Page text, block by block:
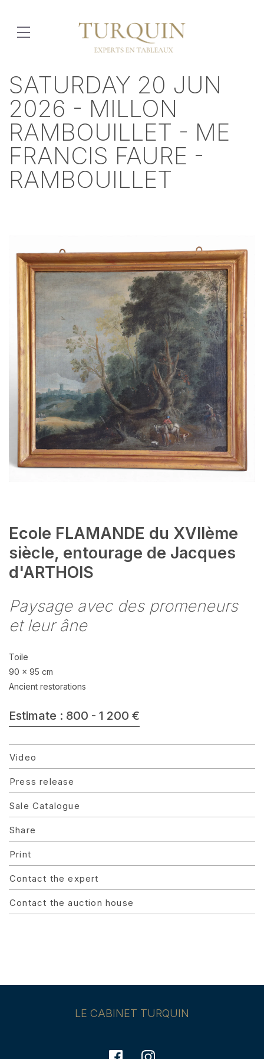
SATURDAY 20 JUN
2026 - MILLON
RAMBOUILLET - ME
FRANCIS FAURE -
RAMBOUILLET
Ecole FLAMANDE du XVIIème
siècle, entourage de Jacques
d'ARTHOIS
Paysage avec des promeneurs
et leur âne
Toile
90 x 95 cm
Ancient restorations
Estimate : 800 - 1 200 €
Video
Press release
Sale Catalogue
Share
Print
Contact the expert
Contact the auction house
LE CABINET TURQUIN